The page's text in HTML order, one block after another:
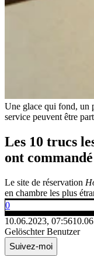
Une glace qui fond, un
service peuvent être
Les 10 trucs
ont
Le site de réservation
en chambre les plus
0
10.06.2023, 07:56
Gelöschter Benutzer
Suivez-moi